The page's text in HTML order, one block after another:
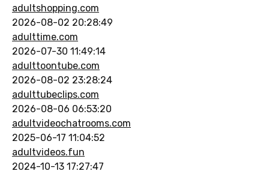
adultshopping.com
2026-08-02 20:28:49
adulttime.com
2026-07-30 11:49:14
adulttoontube.com
2026-08-02 23:28:24
adulttubeclips.com
2026-08-06 06:53:20
adultvideochatrooms.com
2025-06-17 11:04:52
adultvideos.fun
2024-10-13 17:27:47